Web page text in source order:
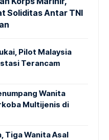
Soliditas Antar TNI
Pilot Malaysia
Terancam
Wanita
Multijenis di
Tiga Wanita Asal